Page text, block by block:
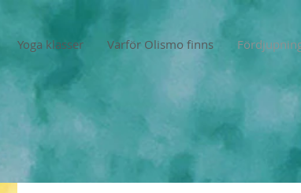
Yoga klasser Varför Olismo finns